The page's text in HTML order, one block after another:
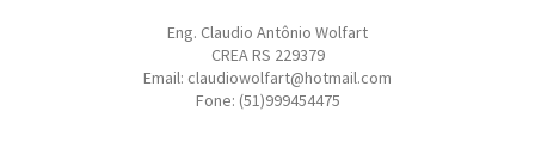
Eng. Claudio Antônio Wolfart
CREA RS 229379
Email: claudiowolfart@hotmail.com
Fone: (51)999454475